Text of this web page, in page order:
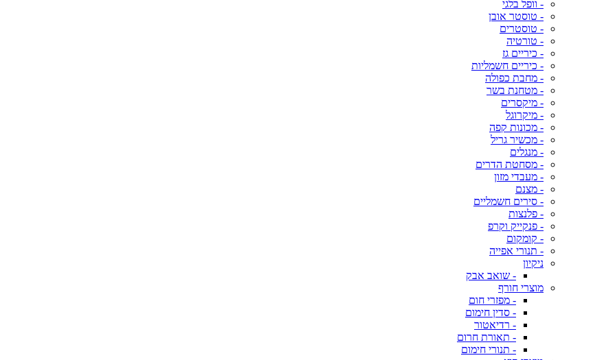
- וופל בלגי
- טוסטר אובן
- טוסטרים
- טורטיה
- כיריים גז
- כיריים חשמליות
- מחבת כפולה
- מטחנת בשר
- מיקסרים
- מיקרוגל
- מכונות קפה
- מכשיר גריל
- מנגלים
- מסחטת הדרים
- מעבדי מזון
- מצנם
- סירים חשמליים
- פלנצות
- פנקייק וקרפ
- קומקום
- תנורי אפייה
ניקיון
- שואב אבק
מוצרי חורף
- מפזרי חום
- סדין חימום
- רדיאטור
- תאורת חרום
- תנורי חימום